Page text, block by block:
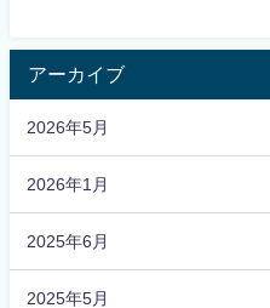
アーカイブ
2026年5月
2026年1月
2025年6月
2025年5月